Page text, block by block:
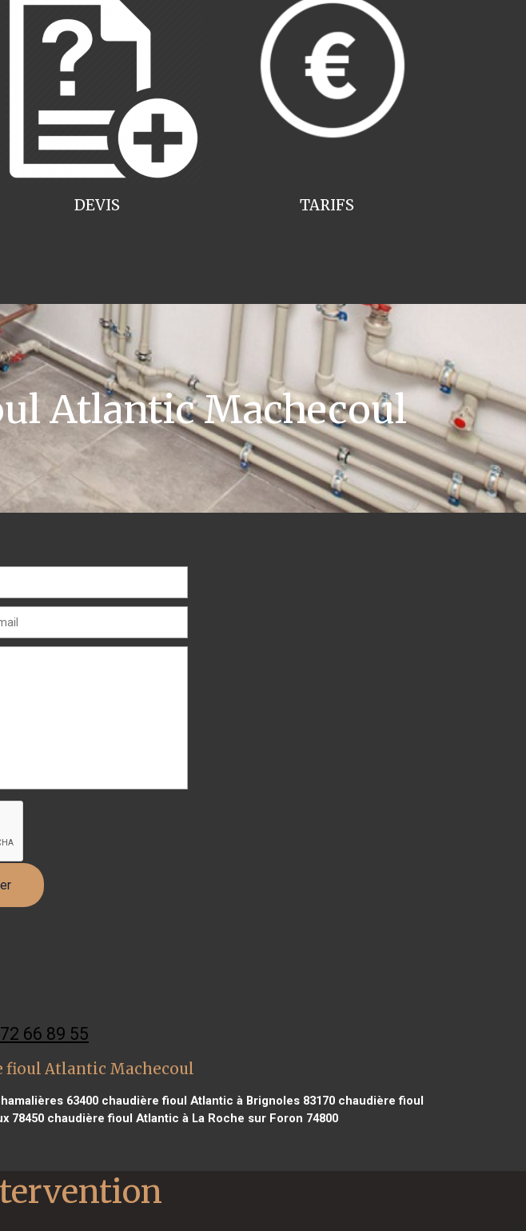
TARIFS
DEVIS
Atlantic Machecoul
66 89 55
fioul Atlantic Machecoul
63400chaudière fioul Atlantic à Brignoles 83170chaudière fioul
78450 chaudière fioul Atlantic à La Roche sur Foron 74800